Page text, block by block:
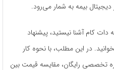
دیجیتال بیمه به شمار می‌رود.
دات کام آشنا نیستید، پیشنهاد
در این مطلب، با نحوه کار
تخصصی رایگان، مقایسه قیمت بین